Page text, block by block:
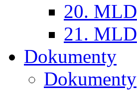
20. MLD
21. MLD
Dokumenty
Dokumenty